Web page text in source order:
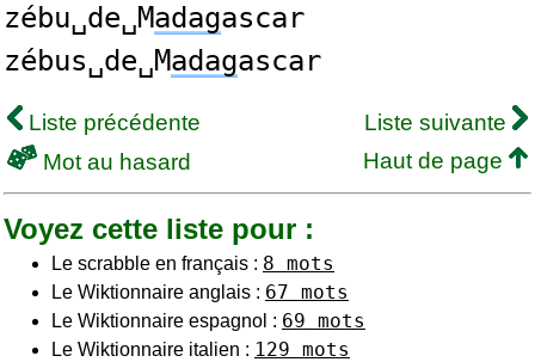
zébu␣de␣Madagascar
zébus␣de␣Madagascar
Liste précédente
Liste suivante
Mot au hasard
Haut de page
Voyez cette liste pour :
Le scrabble en français : 8 mots
Le Wiktionnaire anglais : 67 mots
Le Wiktionnaire espagnol : 69 mots
Le Wiktionnaire italien : 129 mots